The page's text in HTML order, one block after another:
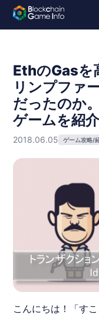
EthのGasを
リンプファ
だったのか
ゲームを紹
2018.06.05 ゲーム攻略/
こんにちは！「す